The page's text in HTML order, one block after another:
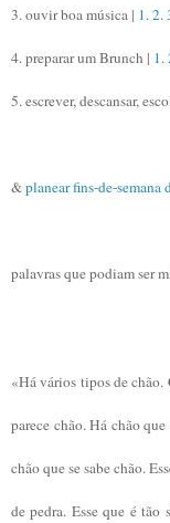
3. ouvir boa música | 1.2.
4. preparar um Brunch | 1.
5. escrever, descansar,
&planear fins-de-semana
palavras que podiam ser
«Há vários tipos de chão.
parece chão. Há chão
chão que se sabe chão.
de pedra. Esse que é tão